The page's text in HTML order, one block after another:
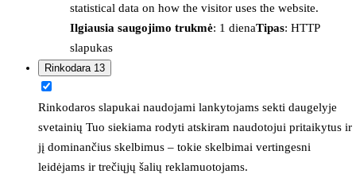
statistical data on how the visitor uses the website.
Ilgiausia saugojimo trukmė: 1 dienaTipas: HTTP
slapukas
Rinkodara 13
Rinkodaros slapukai naudojami lankytojams sekti daugelyje
svetainių Tuo siekiama rodyti atskiram naudotojui pritaikytus ir
jį dominančius skelbimus – tokie skelbimai vertingesni
leidėjams ir trečiųjų šalių reklamuotojams.